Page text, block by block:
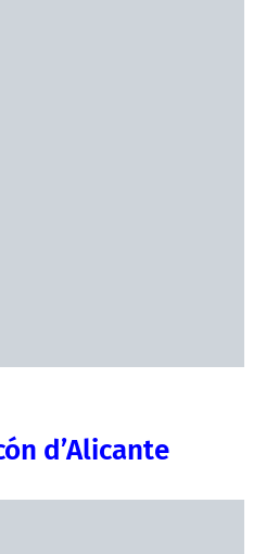
d’Alicante